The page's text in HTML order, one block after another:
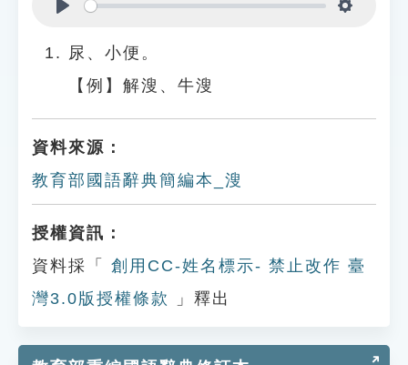
尿、小便。
【例】解溲、牛溲
資料來源：
教育部國語辭典簡編本_溲
授權資訊：
資料採「
創用CC-姓名標示- 禁止改作 臺
灣3.0版授權條款
」釋出